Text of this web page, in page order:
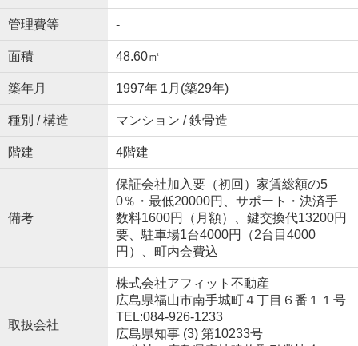
管理費等 -
面積 48.60㎡
築年月 1997年 1月(築29年)
種別 / 構造 マンション / 鉄骨造
階建 4階建
備考
保証会社加入要（初回）家賃総額の5
0％・最低20000円、サポート・決済手
数料1600円（月額）、鍵交換代13200円
要、駐車場1台4000円（2台目4000
円）、町内会費込
取扱会社
株式会社アフィット不動産
広島県福山市南手城町４丁目６番１１号
TEL:084-926-1233
広島県知事 (3) 第10233号